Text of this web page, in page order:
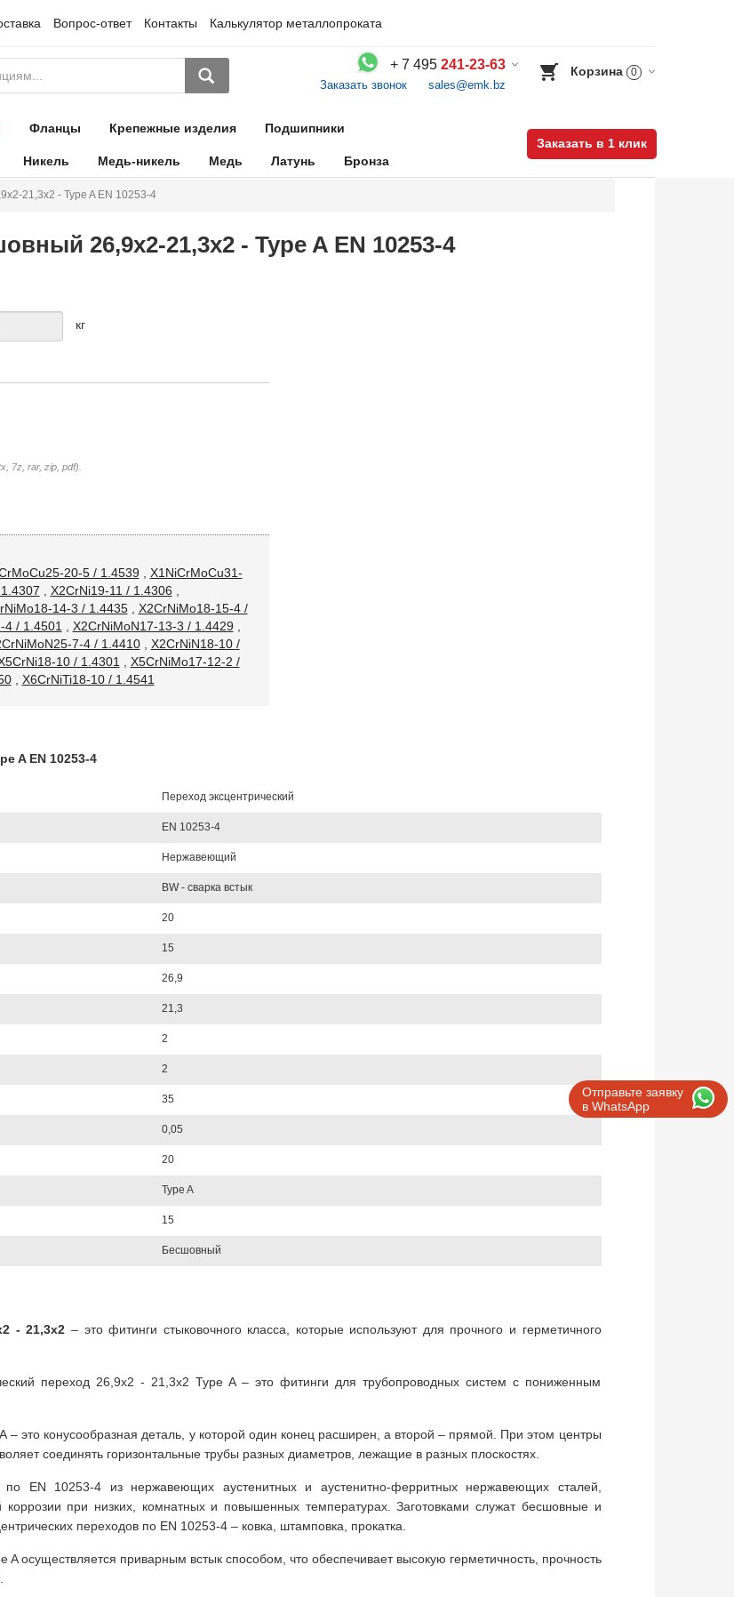
Вопрос-ответ Контакты Калькулятор металлопроката
+ 7 495 241-23-63
Заказать звонок sales@emk.bz
Корзина 0
Фланцы Крепежные изделия Подшипники
Никель Медь-никель Медь Латунь Бронза
Заказать в 1 клик
Отправьте заявку
в WhatsApp
21,3х2 - Type A EN 10253-4
26,9х2-21,3х2 - Type A EN 10253-4
кг
7z, rar, zip, pdf).
20-5 / 1.4539
X1NiCrMoCu31-
X2CrNi19-11 / 1.4306
14-3 / 1.4435, X2CrNiMo18-15-4 /
4 / 1.4501 X2CrNiMoN17-13-3 / 1.4429
7-4 / 1.4410, X2CrNiN18-10 /
10 / 1.4301
X5CrNiMo17-12-2 /
, X6CrNiTi18-10 / 1.4541
A EN 10253-4
Переход эксцентрический
EN 10253-4
Нержавеющий
BW - сварка встык
20
15
26,9
21,3
2
2
35
0,05
20
Type A
15
Бесшовный
- 21,3х2 – это фитинги стыковочного класса, которые используют для прочного и герметичного
переход 26,9х2 - 21,3х2 Type A – это фитинги для трубопроводных систем с пониженным
– это конусообразная деталь, у которой один конец расширен, а второй – прямой. При этом центры
соединять горизонтальные трубы разных диаметров, лежащие в разных плоскостях.
по EN 10253-4 из нержавеющих аустенитных и аустенитно-ферритных нержавеющих сталей,
при низких, комнатных и повышенных температурах. Заготовками служат бесшовные и
переходов по EN 10253-4 – ковка, штамповка, прокатка.
осуществляется приварным встык способом, что обеспечивает высокую герметичность, прочность